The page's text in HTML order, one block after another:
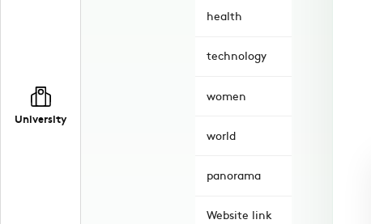
University
health
technology
women
world
panorama
Website link